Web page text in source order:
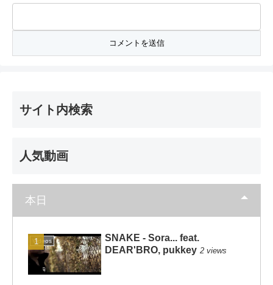
サイト内検索
人気動画
本日
Videos
SNAKE - Sora... feat.
DEAR'BRO, pukkey 2 views